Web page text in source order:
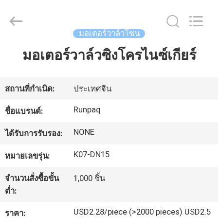
บ้าน
สินค้า
เกี่ยว
กับ
เรา
ทัวร์
Shanghai
Runpaiq
มอเตอร์วาล์วโซน
มอเตอร์วาล์วซิงโครไนซ์เกียร์
สถานที่กำเนิด: ประเทศจีน
ชื่อแบรนด์: Runpaq
ได้รับการรับรอง: NONE
หมายเลขรุ่น: K07-DN15
จำนวนสั่งซื้อขั้น
ต่ำ:
1,000 ชิ้น
ราคา:
USD2.28/piece (>2000 pieces) USD2.5